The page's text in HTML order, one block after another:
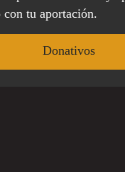
tu aportación.
Donativos